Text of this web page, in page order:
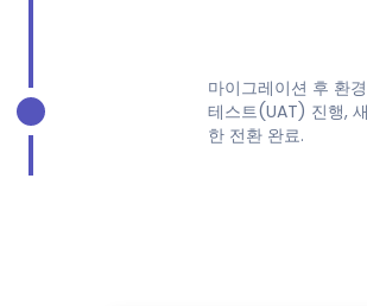
마이그레이션 후 환
테스트(UAT) 진행,
한 전환 완료.